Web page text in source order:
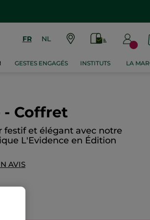
FR NL
GESTES ENGAGÉS INSTITUTS LA
- Coffret
festif et élégant avec notre
L'Evidence en Édition
AVIS